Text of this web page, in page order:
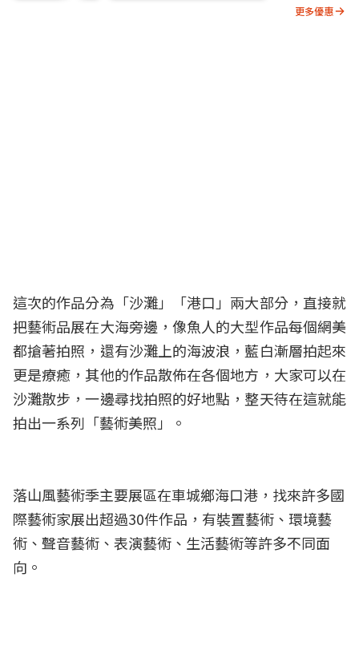
更多優惠
這次的作品分為「沙灘」「港口」兩大部分，直接就
把藝術品展在大海旁邊，像魚人的大型作品每個網美
都搶著拍照，還有沙灘上的海波浪，藍白漸層拍起來
更是療癒，其他的作品散佈在各個地方，大家可以在
沙灘散步，一邊尋找拍照的好地點，整天待在這就能
拍出一系列「藝術美照」。
落山風藝術季主要展區在車城鄉海口港，找來許多國
際藝術家展出超過30件作品，有裝置藝術、環境藝
術、聲音藝術、表演藝術、生活藝術等許多不同面
向。